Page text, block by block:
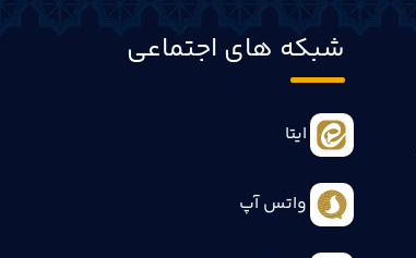
شبکه های اجتماعی
ایتا
واتس آپ